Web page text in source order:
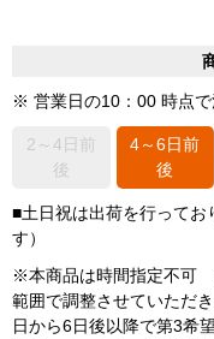
※ 営業日の10：00 時点
2～4日前
後
4～6日前
後
■土日祝は出荷を行ってお
す）
※本商品は時間指定不可
範囲で調整させていただ
日から6日後以降で第3希